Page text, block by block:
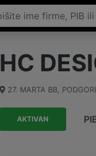
HC
27. MARTA BB,
AKTIVAN